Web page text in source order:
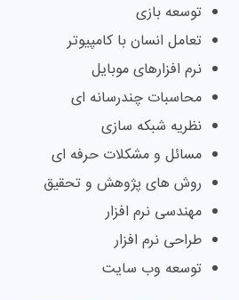
توسعه بازی
تعامل انسان با کامپیوتر
نرم افزارهای موبایل
محاسبات چندرسانه ای
نظریه شبکه سازی
مسائل و مشکلات حرفه ای
روش های پژوهش و تحقیق
مهندسی نرم افزار
طراحی نرم افزار
توسعه وب سایت